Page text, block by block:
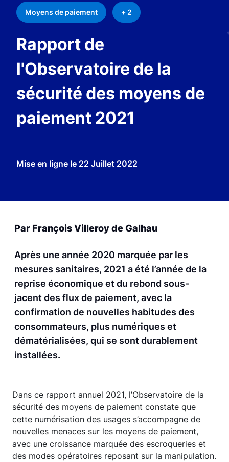
Moyens de paiement + 2
Rapport de
l'Observatoire de la
sécurité des moyens de
paiement 2021
Mise en ligne le 22 Juillet 2022
Par François Villeroy de Galhau
Après une année 2020 marquée par les
mesures sanitaires, 2021 a été l’année de la
reprise économique et du rebond sous-
jacent des flux de paiement, avec la
confirmation de nouvelles habitudes des
consommateurs, plus numériques et
dématérialisées, qui se sont durablement
installées.
Dans ce rapport annuel 2021, l’Observatoire de la
sécurité des moyens de paiement constate que
cette numérisation des usages s’accompagne de
nouvelles menaces sur les moyens de paiement,
avec une croissance marquée des escroqueries et
des modes opératoires reposant sur la manipulation.